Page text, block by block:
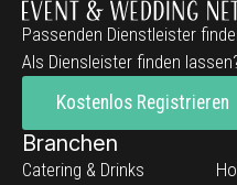
Passenden Dienstleister
Als Diensleister finden
Kostenlos Registrieren
Branchen
Catering & Drinks